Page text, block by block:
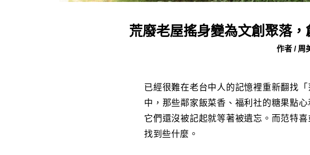
荒廢老屋搖身變為文創聚落
作者 / 周
已經很難在老台中人的記憶裡重新翻找
中，那些鄰家飯菜香、福利社的糖果點
它們還沒被記起就等著被遺忘。而范特
找到些什麼。